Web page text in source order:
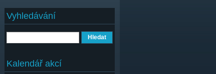
Vyhledávání
Kalendář akcí